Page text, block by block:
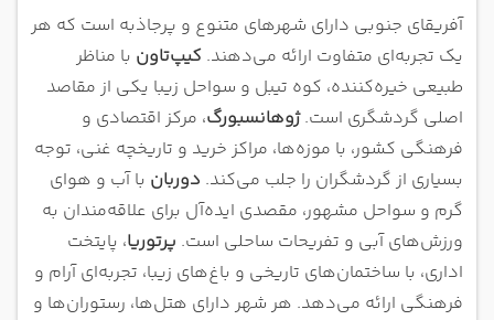
آفریقای جنوبی دارای شهرهای متنوع و پرجاذبه است که هر
یک تجربه‌ای متفاوت ارائه می‌دهند. کیپ‌تاون با مناظر
طبیعی خیره‌کننده، کوه تیبل و سواحل زیبا یکی از مقاصد
اصلی گردشگری است.ژوهانسبورگ، مرکز اقتصادی و
فرهنگی کشور، با موزه‌ها، مراکز خرید و تاریخچه غنی، توجه
بسیاری از گردشگران را جلب می‌کند. دوربان با آب و هوای
گرم و سواحل مشهور، مقصدی ایده‌آل برای علاقه‌مندان به
ورزش‌های آبی و تفریحات ساحلی است. پرتوریا، پایتخت
اداری، با ساختمان‌های تاریخی و باغ‌های زیبا، تجربه‌ای آرام و
فرهنگی ارائه می‌دهد. هر شهر دارای هتل‌ها، رستوران‌ها و